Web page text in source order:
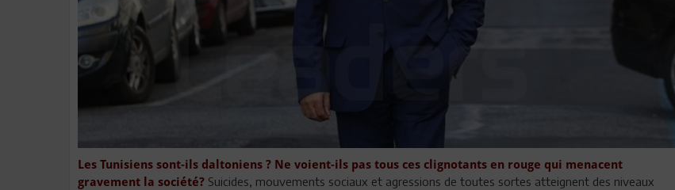
Les Tunisiens sont-ils daltoniens ? Ne voient-ils pas tous ces clignotants en rouge qui menacent
gravement la société? Suicides, mouvements sociaux et agressions de toutes sortes atteignent des niveaux